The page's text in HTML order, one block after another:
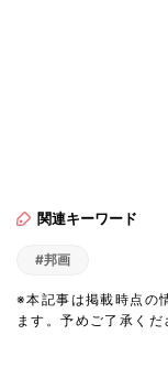
関連キーワード
#邦画
※本記事は掲載時点の
ます。予めご了承くだ